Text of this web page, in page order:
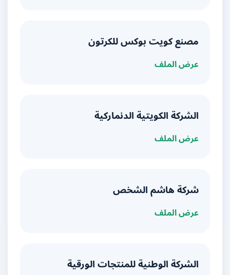
مصنع كويت بوكس للكرتون
عرض الملف
الشركة الكويتية الدنماركية
عرض الملف
شركة هاشم الشخص
عرض الملف
الشركة الوطنية للمنتجات الورقية